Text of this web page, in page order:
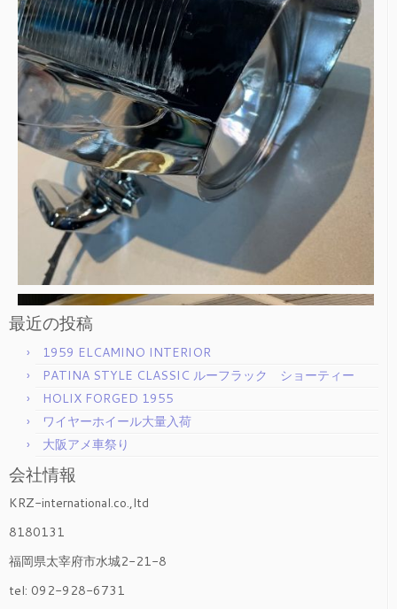
最近の投稿
1959 ELCAMINO INTERIOR
PATINA STYLE CLASSIC ルーフラック ショーティー
HOLIX FORGED 1955
ワイヤーホイール大量入荷
大阪アメ車祭り
会社情報
KRZ-international.co.,ltd
8180131
福岡県太宰府市水城2-21-8
tel: 092-928-6731